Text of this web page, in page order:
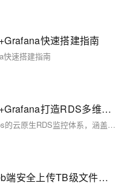
快速搭建指南
快速搭建指南
云原生监控实战：Prometheus+Grafana打造RDS多维度预警体系
本方案构建了基于Prometheus与Thanos的云原生RDS监控体系，涵盖数据采集、存储、可视化与告警全流程。支持10万+QPS采集、90%存储压缩，具备&lt;30秒告警延迟能力。通过自定义指标与智能预警策略，显著提升故障发现效率，实现分钟级响应。
OSS客户端签名直传实践：Web端安全上传TB级文件方案（含STS临时授权）